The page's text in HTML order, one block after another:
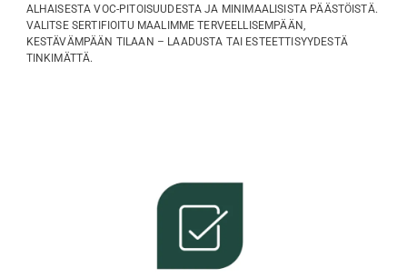
ALHAISESTA VOC-PITOISUUDESTA JA MINIMAALISISTA PÄÄSTÖISTÄ.
VALITSE SERTIFIOITU MAALIMME TERVEELLISEMPÄÄN,
KESTÄVÄMPÄÄN TILAAN – LAADUSTA TAI ESTEETTISYYDESTÄ
TINKIMÄTTÄ.